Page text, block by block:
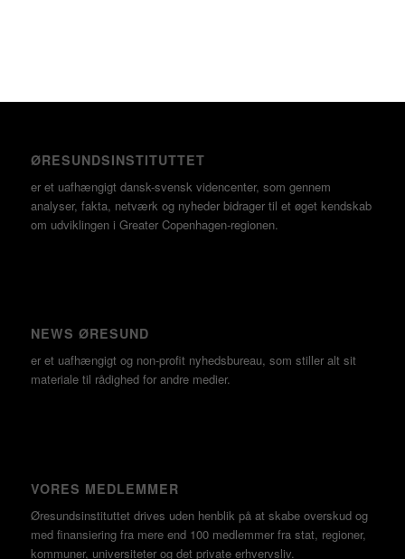
ØRESUNDSINSTITUTTET
er et uafhængigt dansk-svensk videncenter, som gennem
analyser, fakta, netværk og nyheder bidrager til et øget kendskab
om udviklingen i Greater Copenhagen-regionen.
NEWS ØRESUND
er et uafhængigt og non-profit nyhedsbureau, som stiller alt sit
materiale til rådighed for andre medier.
VORES MEDLEMMER
Øresundsinstituttet drives uden henblik på at skabe overskud og
med finansiering fra mere end 100 medlemmer fra stat, regioner,
kommuner, universiteter og det private erhvervsliv.